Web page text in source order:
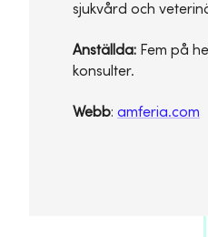
sjukvård och
Anställda: Fem på
konsulter.
Webb: amferia.com